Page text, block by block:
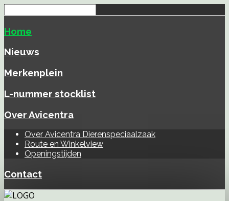
Home
Nieuws
Merkenplein
L-nummer stocklist
Over Avicentra
Over Avicentra Dierenspeciaalzaak
Route en Winkelview
Openingstijden
Contact